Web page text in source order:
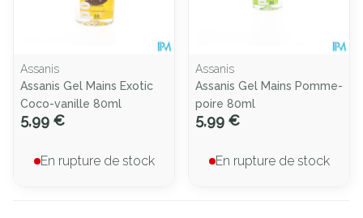
Assanis
Assanis Gel Mains Exotic
Coco-vanille 80ml
5,99 €
En rupture de stock
Assanis
Assanis Gel Mains Pomme-
poire 80ml
5,99 €
En rupture de stock